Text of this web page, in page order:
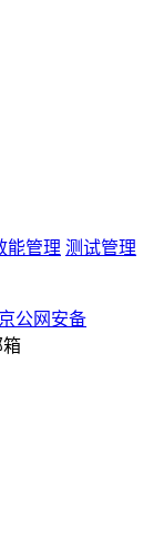
能管理 测试管理
京公网安备
箱